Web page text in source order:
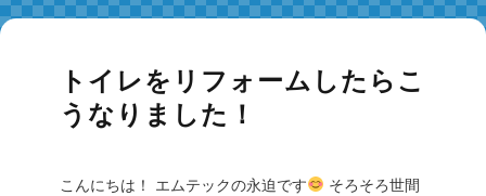
トイレをリフォームしたらこ
うなりました！
こんにちは！ エムテックの永迫です
そろそろ世間